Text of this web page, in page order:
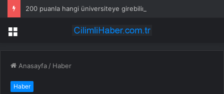
Menü
Anasayfa / Haber
Haber